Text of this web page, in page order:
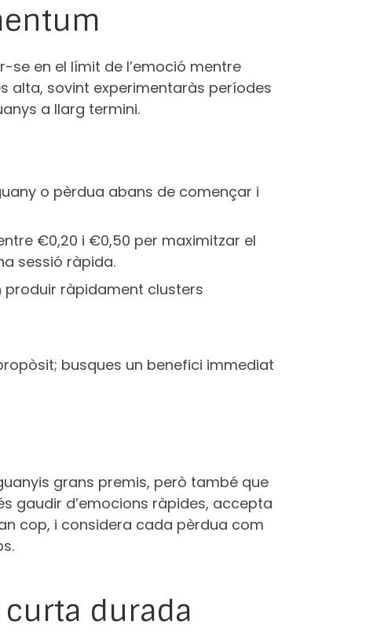
se en el límit de l’emoció mentre
alta, sovint experimentaràs períodes
a llarg termini.
o pèrdua abans de començar i
€0,20 i €0,50 per maximitzar el
sessió ràpida.
produir ràpidament clusters
busques un benefici immediat
grans premis, però també que
gaudir d’emocions ràpides, accepta
cop, i considera cada pèrdua com
durada